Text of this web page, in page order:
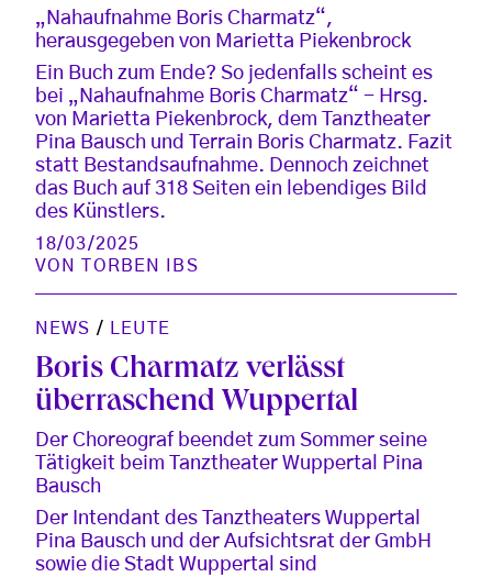
„Nahaufnahme Boris Charmatz“,
herausgegeben von Marietta Piekenbrock
Ein Buch zum Ende? So jedenfalls scheint es
bei „Nahaufnahme Boris Charmatz“ - Hrsg.
von Marietta Piekenbrock, dem Tanztheater
Pina Bausch und Terrain Boris Charmatz. Fazit
statt Bestandsaufnahme. Dennoch zeichnet
das Buch auf 318 Seiten ein lebendiges Bild
des Künstlers.
18/03/2025
VON
TORBEN IBS
NEWS / LEUTE
Boris Charmatz verlässt
überraschend Wuppertal
Der Choreograf beendet zum Sommer seine
Tätigkeit beim Tanztheater Wuppertal Pina
Bausch
Der Intendant des Tanztheaters Wuppertal
Pina Bausch und der Aufsichtsrat der GmbH
sowie die Stadt Wuppertal sind